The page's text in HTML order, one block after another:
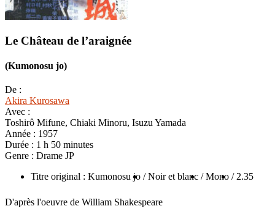
Le Château de l’araignée
(Kumonosu jo)
De :
Akira Kurosawa
Avec :
Toshirô Mifune, Chiaki Minoru, Isuzu Yamada
Année : 1957
Durée : 1 h 50 minutes
Genre : Drame JP
Titre original : Kumonosu jo / Noir et blanc / Mono / 2.35
D'après l'oeuvre de William Shakespeare